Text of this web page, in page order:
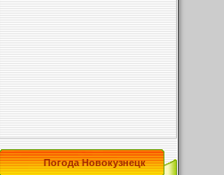
Погода Новокузнецк